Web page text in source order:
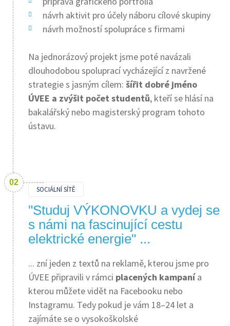
návrh aktivit pro účely náboru cílové skupiny
návrh možností spolupráce s firmami
Na jednorázový projekt jsme poté navázali
dlouhodobou spoluprací vycházející z navržené
strategie s jasným cílem: šířit dobré jméno
ÚVEE a zvýšit počet studentů, kteří se hlásí na
bakalářský nebo magisterský program tohoto
ústavu.
SOCIÁLNÍ SÍTĚ
"Studuj VÝKONOVKU a vydej se
s námi na fascinující cestu
elektrické energie" ...
... zní jeden z textů na reklamě, kterou jsme pro
ÚVEE připravili v rámci placených kampanía
kterou můžete vidět na Facebooku nebo
Instagramu. Tedy pokud je vám 18–24 let a
zajímáte se o vysokoškolské